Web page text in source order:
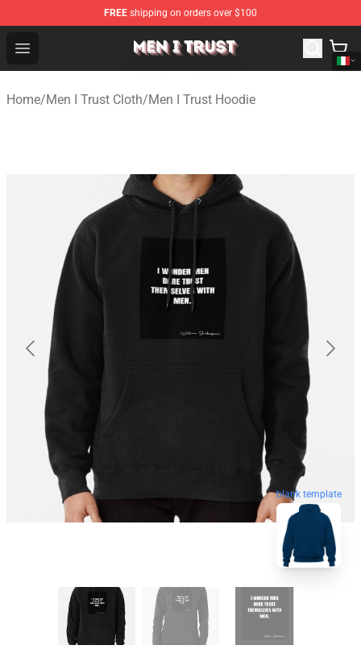
FREE shipping on orders over $100
Open menu
Men I Trust Shop - Official Men I Trust Merchandise Store
Home/Men I Trust Cloth/Men I Trust Hoodie
blank template